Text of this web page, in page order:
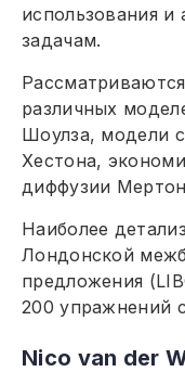
использования и
задачам.
различных
Шоулза, модели
Хестона,
диффузии
Наиболее
Лондонской
предложения
200 упражнений
Nico van der